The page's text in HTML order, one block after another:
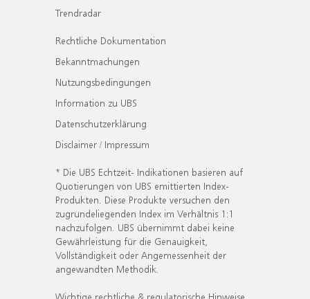
Trendradar
Rechtliche Dokumentation
Bekanntmachungen
Nutzungsbedingungen
Information zu UBS
Datenschutzerklärung
Disclaimer / Impressum
* Die UBS Echtzeit- Indikationen basieren auf
Quotierungen von UBS emittierten Index-
Produkten. Diese Produkte versuchen den
zugrundeliegenden Index im Verhältnis 1:1
nachzufolgen. UBS übernimmt dabei keine
Gewährleistung für die Genauigkeit,
Vollständigkeit oder Angemessenheit der
angewandten Methodik.